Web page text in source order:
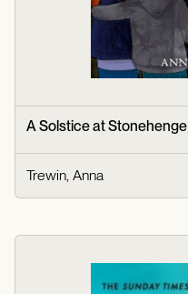
A Solstice at Stonehenge
Trewin, Anna